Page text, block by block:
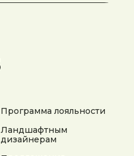
Программа лояльности
Ландшафтным
дизайнерам